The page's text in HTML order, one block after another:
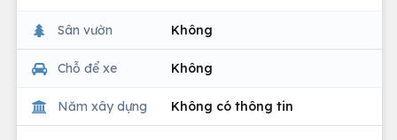
Sân vườn Không
Chỗ để xe Không
Năm xây dựng Không có thông tin